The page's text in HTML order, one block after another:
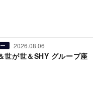
2026.08.06
世が世＆SHY グループ座